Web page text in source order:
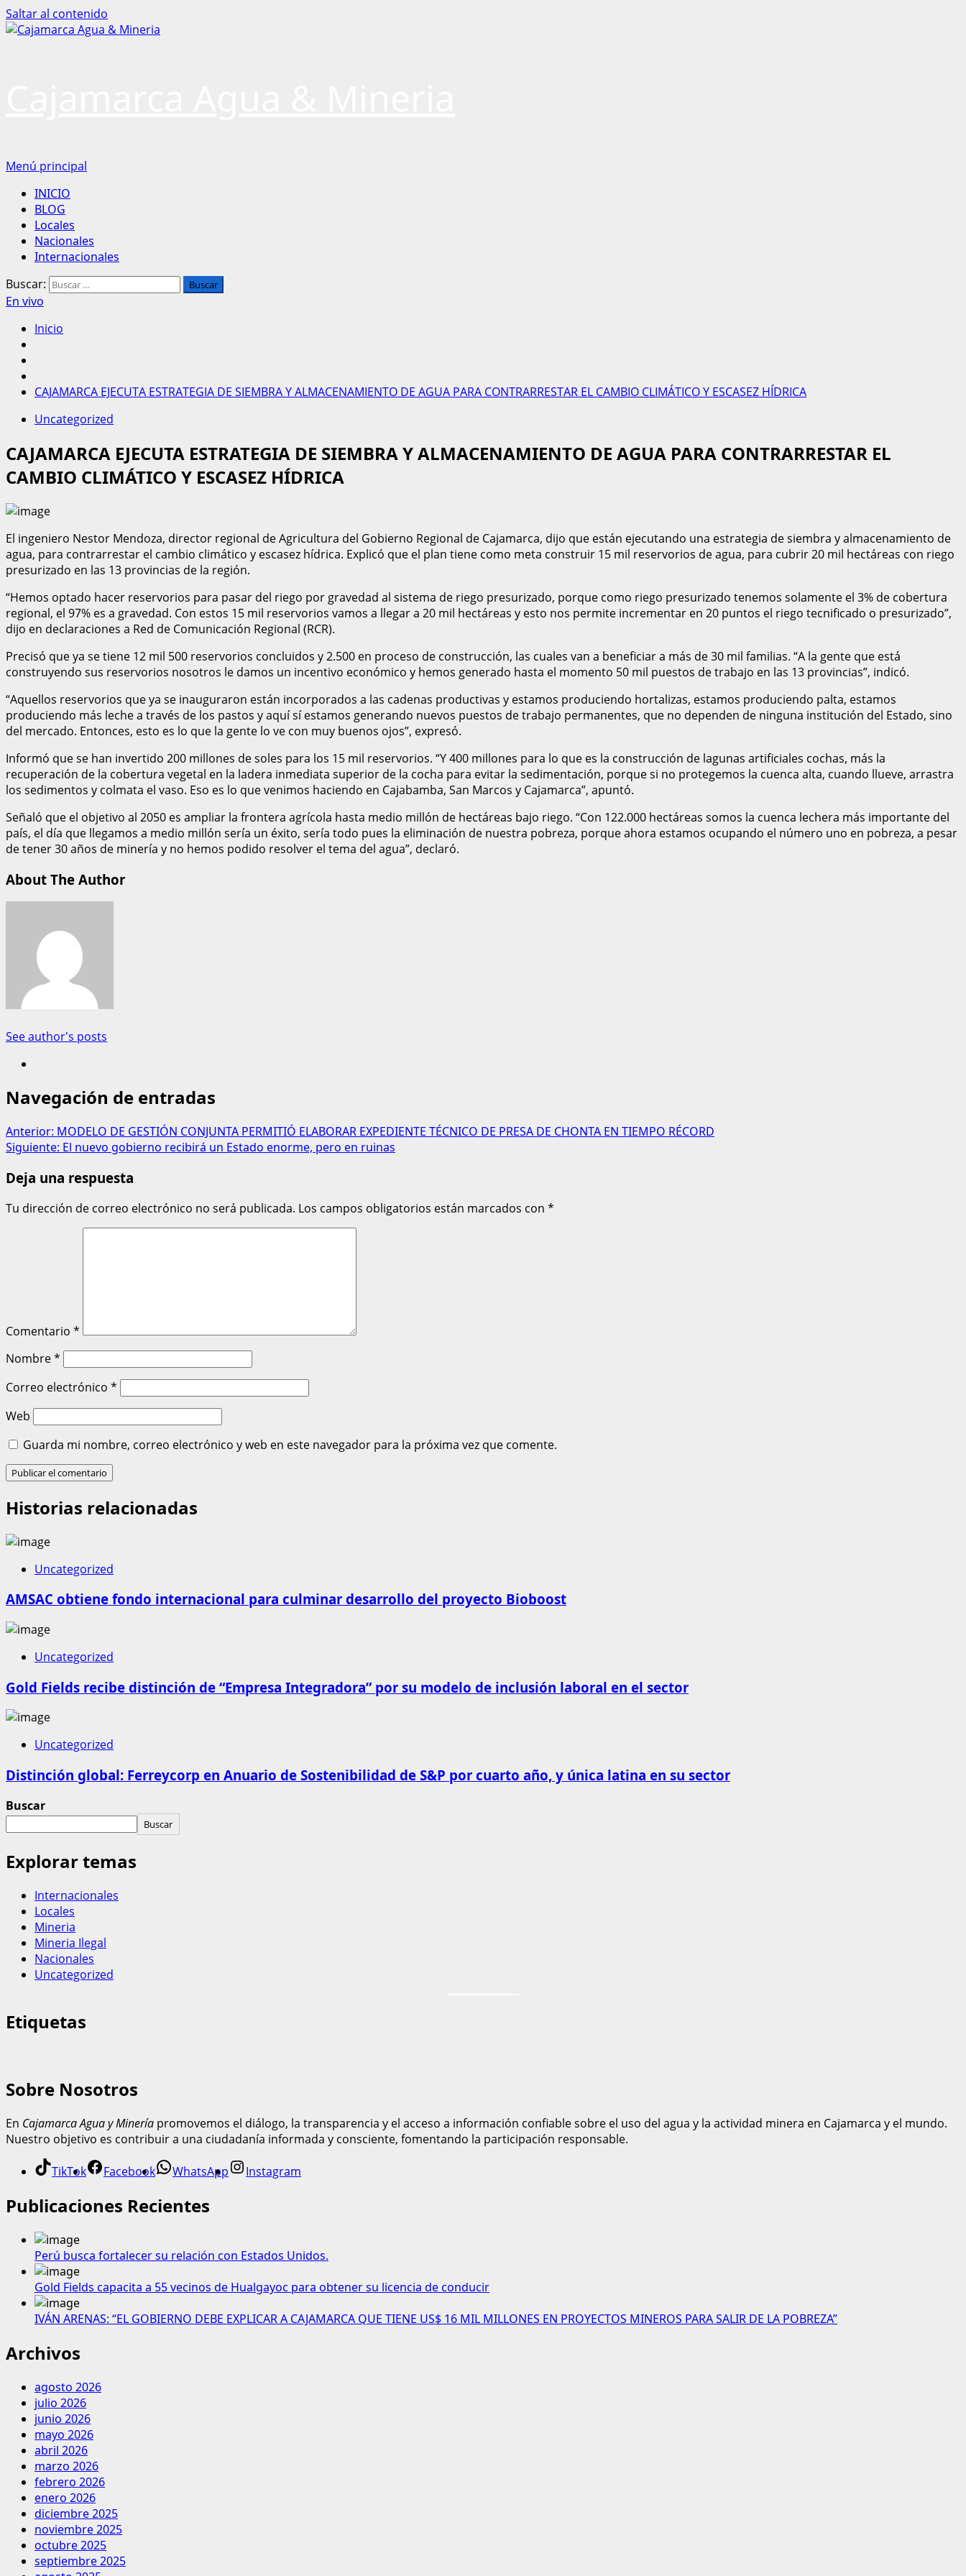
Saltar al contenido
Menú principal
INICIO
BLOG
Locales
Nacionales
Internacionales
Buscar:
En vivo
Inicio
CAJAMARCA EJECUTA ESTRATEGIA DE SIEMBRA Y ALMACENAMIENTO DE AGUA PARA CONTRARRESTAR EL CAMBIO CLIMÁTICO Y ESCASEZ HÍDRICA
Uncategorized
CAJAMARCA EJECUTA ESTRATEGIA DE SIEMBRA Y ALMACENAMIENTO DE AGUA PARA CONTRARRESTAR EL
CAMBIO CLIMÁTICO Y ESCASEZ HÍDRICA
El ingeniero Nestor Mendoza, director regional de Agricultura del Gobierno Regional de Cajamarca, dijo que están ejecutando una estrategia de siembra y almacenamiento de
agua, para contrarrestar el cambio climático y escasez hídrica. Explicó que el plan tiene como meta construir 15 mil reservorios de agua, para cubrir 20 mil hectáreas con riego
presurizado en las 13 provincias de la región.
“Hemos optado hacer reservorios para pasar del riego por gravedad al sistema de riego presurizado, porque como riego presurizado tenemos solamente el 3% de cobertura
regional, el 97% es a gravedad. Con estos 15 mil reservorios vamos a llegar a 20 mil hectáreas y esto nos permite incrementar en 20 puntos el riego tecnificado o presurizado”,
dijo en declaraciones a Red de Comunicación Regional (RCR).
Precisó que ya se tiene 12 mil 500 reservorios concluidos y 2.500 en proceso de construcción, las cuales van a beneficiar a más de 30 mil familias. “A la gente que está
construyendo sus reservorios nosotros le damos un incentivo económico y hemos generado hasta el momento 50 mil puestos de trabajo en las 13 provincias”, indicó.
“Aquellos reservorios que ya se inauguraron están incorporados a las cadenas productivas y estamos produciendo hortalizas, estamos produciendo palta, estamos
produciendo más leche a través de los pastos y aquí sí estamos generando nuevos puestos de trabajo permanentes, que no dependen de ninguna institución del Estado, sino
del mercado. Entonces, esto es lo que la gente lo ve con muy buenos ojos”, expresó.
Informó que se han invertido 200 millones de soles para los 15 mil reservorios. “Y 400 millones para lo que es la construcción de lagunas artificiales cochas, más la
recuperación de la cobertura vegetal en la ladera inmediata superior de la cocha para evitar la sedimentación, porque si no protegemos la cuenca alta, cuando llueve, arrastra
los sedimentos y colmata el vaso. Eso es lo que venimos haciendo en Cajabamba, San Marcos y Cajamarca”, apuntó.
Señaló que el objetivo al 2050 es ampliar la frontera agrícola hasta medio millón de hectáreas bajo riego. “Con 122.000 hectáreas somos la cuenca lechera más importante del
país, el día que llegamos a medio millón sería un éxito, sería todo pues la eliminación de nuestra pobreza, porque ahora estamos ocupando el número uno en pobreza, a pesar
de tener 30 años de minería y no hemos podido resolver el tema del agua”, declaró.
About The Author
See author's posts
Navegación de entradas
Anterior: MODELO DE GESTIÓN CONJUNTA PERMITIÓ ELABORAR EXPEDIENTE TÉCNICO DE PRESA DE CHONTA EN TIEMPO RÉCORD
Siguiente: El nuevo gobierno recibirá un Estado enorme, pero en ruinas
Deja una respuesta
Tu dirección de correo electrónico no será publicada. Los campos obligatorios están marcados con *
Comentario *
Nombre*
Correo electrónico *
Web
Guarda mi nombre, correo electrónico y web en este navegador para la próxima vez que comente.
Historias relacionadas
Uncategorized
AMSAC obtiene fondo internacional para culminar desarrollo del proyecto Bioboost
Uncategorized
Gold Fields recibe distinción de “Empresa Integradora” por su modelo de inclusión laboral en el sector
Uncategorized
Distinción global: Ferreycorp en Anuario de Sostenibilidad de S&P por cuarto año, y única latina en su sector
Buscar
Buscar
Explorar temas
Internacionales
Locales
Mineria
Mineria Ilegal
Nacionales
Uncategorized
Etiquetas
Sobre Nosotros
En Cajamarca Agua y Minería promovemos el diálogo, la transparencia y el acceso a información confiable sobre el uso del agua y la actividad minera en Cajamarca y el mundo.
Nuestro objetivo es contribuir a una ciudadanía informada y consciente, fomentando la participación responsable.
TikTok Facebook WhatsApp Instagram
Publicaciones Recientes
Perú busca fortalecer su relación con Estados Unidos.
Gold Fields capacita a 55 vecinos de Hualgayoc para obtener su licencia de conducir
IVÁN ARENAS: “EL GOBIERNO DEBE EXPLICAR A CAJAMARCA QUE TIENE US$ 16 MIL MILLONES EN PROYECTOS MINEROS PARA SALIR DE LA POBREZA”
Archivos
agosto 2026
julio 2026
junio 2026
mayo 2026
abril 2026
marzo 2026
febrero 2026
enero 2026
diciembre 2025
noviembre 2025
octubre 2025
septiembre 2025